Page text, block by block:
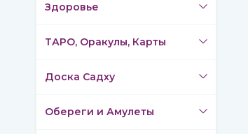
Здоровье
ТАРО, Оракулы, Карты
Доска Садху
Обереги и Амулеты